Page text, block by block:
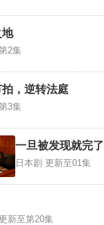
地
2集
，逆转法庭
3集
一旦被发现就完了
日本剧 更新至01集
新至第20集